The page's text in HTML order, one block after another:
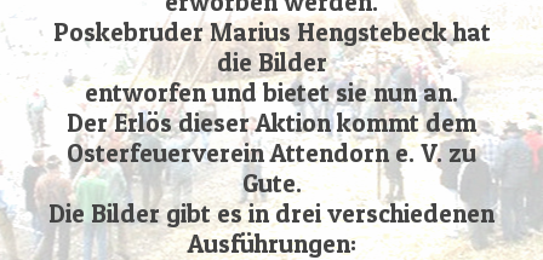
Poskebruder Marius Hengstebeck hat
die Bilder
entworfen und bietet sie nun an.
Der Erlös dieser Aktion kommt dem
Osterfeuerverein Attendorn e. V. zu
Gute.
Die Bilder gibt es in drei verschiedenen
Ausführungen: